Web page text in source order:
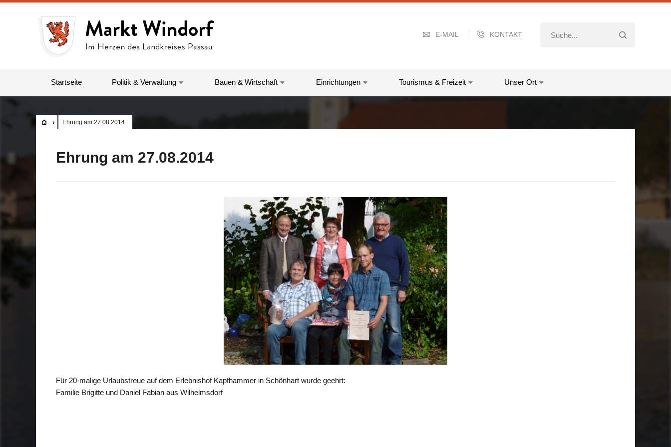
E-MAIL KONTAKT
Startseite Politik & Verwaltung Bauen & Wirtschaft Einrichtungen Tourismus & Freizeit Unser Ort
Ehrung am 27.08.2014
Ehrung am 27.08.2014
Für 20-malige Urlaubstreue auf dem Erlebnishof Kapfhammer in Schönhart wurde geehrt:
Familie Brigitte und Daniel Fabian aus Wilhelmsdorf